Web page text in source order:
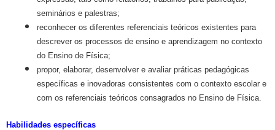
seminários e palestras;
reconhecer os diferentes referenciais teóricos existentes para
descrever os processos de ensino e aprendizagem no contexto
do Ensino de Física;
propor, elaborar, desenvolver e avaliar práticas pedagógicas
específicas e inovadoras consistentes com o contexto escolar e
com os referenciais teóricos consagrados no Ensino de Física.
Habilidades específicas